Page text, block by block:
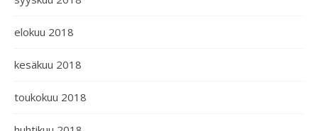
elokuu 2018
kesäkuu 2018
toukokuu 2018